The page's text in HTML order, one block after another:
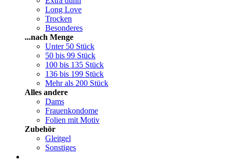
Long Love
Trocken
Besonderes
...nach Menge
Unter 50 Stück
50 bis 99 Stück
100 bis 135 Stück
136 bis 199 Stück
Mehr als 200 Stück
Alles andere
Dams
Frauenkondome
Folien mit Motiv
Zubehör
Gleitgel
Sonstiges